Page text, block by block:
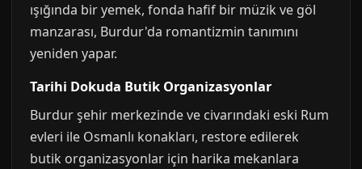
ışığında bir yemek, fonda hafif bir müzik ve göl
manzarası, Burdur'da romantizmin tanımını
yeniden yapar.
Tarihi Dokuda Butik Organizasyonlar
Burdur şehir merkezinde ve civarındaki eski Rum
evleri ile Osmanlı konakları, restore edilerek
butik organizasyonlar için harika mekanlara